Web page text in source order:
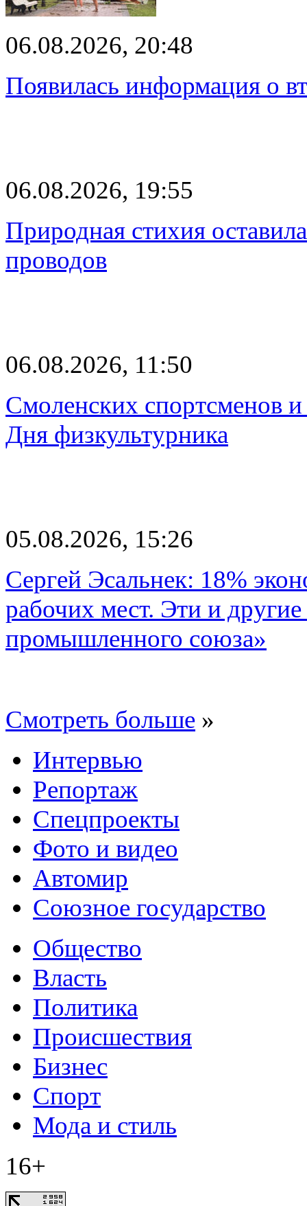
06.08.2026, 20:48
Появилась информация о
06.08.2026, 19:55
Природная стихия
проводов
06.08.2026, 11:50
Смоленских спортсменов
Дня физкультурника
05.08.2026, 15:26
Сергей Эсальнек: 18%
рабочих мест. Эти и
промышленного союза»
Смотреть больше »
Интервью
Репортаж
Спецпроекты
Фото и видео
Автомир
Союзное государство
Общество
Власть
Политика
Происшествия
Бизнес
Спорт
Мода и стиль
16+